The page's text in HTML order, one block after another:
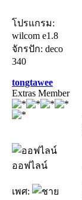
โปรแกรม:
wilcom e1.8
จักรปัก: deco
340
tongtawee
Extras Member
ออฟไลน์
เพศ: